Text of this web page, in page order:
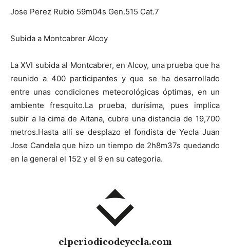
Jose Perez Rubio 59m04s Gen.515 Cat.7
Subida a Montcabrer Alcoy
La XVI subida al Montcabrer, en Alcoy, una prueba que ha
reunido a 400 participantes y que se ha desarrollado
entre unas condiciones meteorológicas óptimas, en un
ambiente fresquito.La prueba, durísima, pues implica
subir a la cima de Aitana, cubre una distancia de 19,700
metros.Hasta allí se desplazo el fondista de Yecla Juan
Jose Candela que hizo un tiempo de 2h8m37s quedando
en la general el 152 y el 9 en su categoria.
elperiodicodeyecla.com